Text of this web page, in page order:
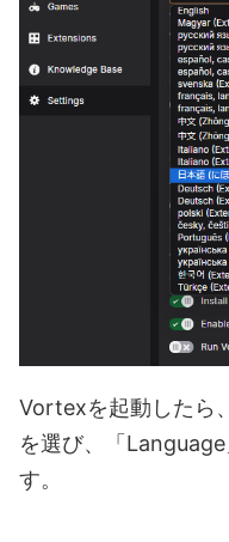
Vortexを起動したら
を選び、「
す。